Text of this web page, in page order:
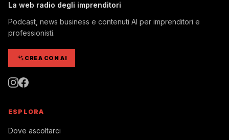
La web radio degli imprenditori
Podcast, news business e contenuti AI per imprenditori e
professionisti.
CREA CON AI
ESPLORA
Dove ascoltarci